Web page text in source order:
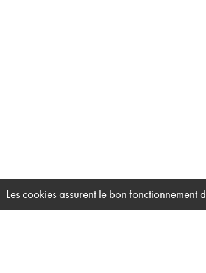
Les cookies assurent le bon fonctionnement